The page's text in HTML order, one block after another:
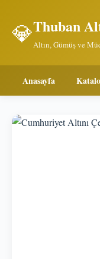
💎Thuban
Altın, Gümüş ve
Anasayfa